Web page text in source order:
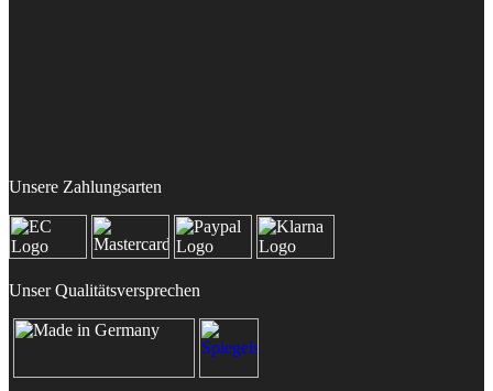
Unsere Zahlungsarten
Unser Qualitätsversprechen